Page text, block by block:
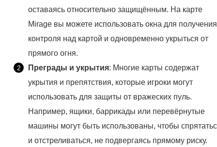
оставаясь относительно защищённым. На карте
Mirage вы можете использовать окна для получения
контроля над картой и одновременно укрыться от
прямого огня.
Преграды и укрытия: Многие карты содержат
укрытия и препятствия, которые игроки могут
использовать для защиты от вражеских пуль.
Например, ящики, баррикады или перевёрнутые
машины могут быть использованы, чтобы
и отстреливаться, не подвергаясь прямому риску.